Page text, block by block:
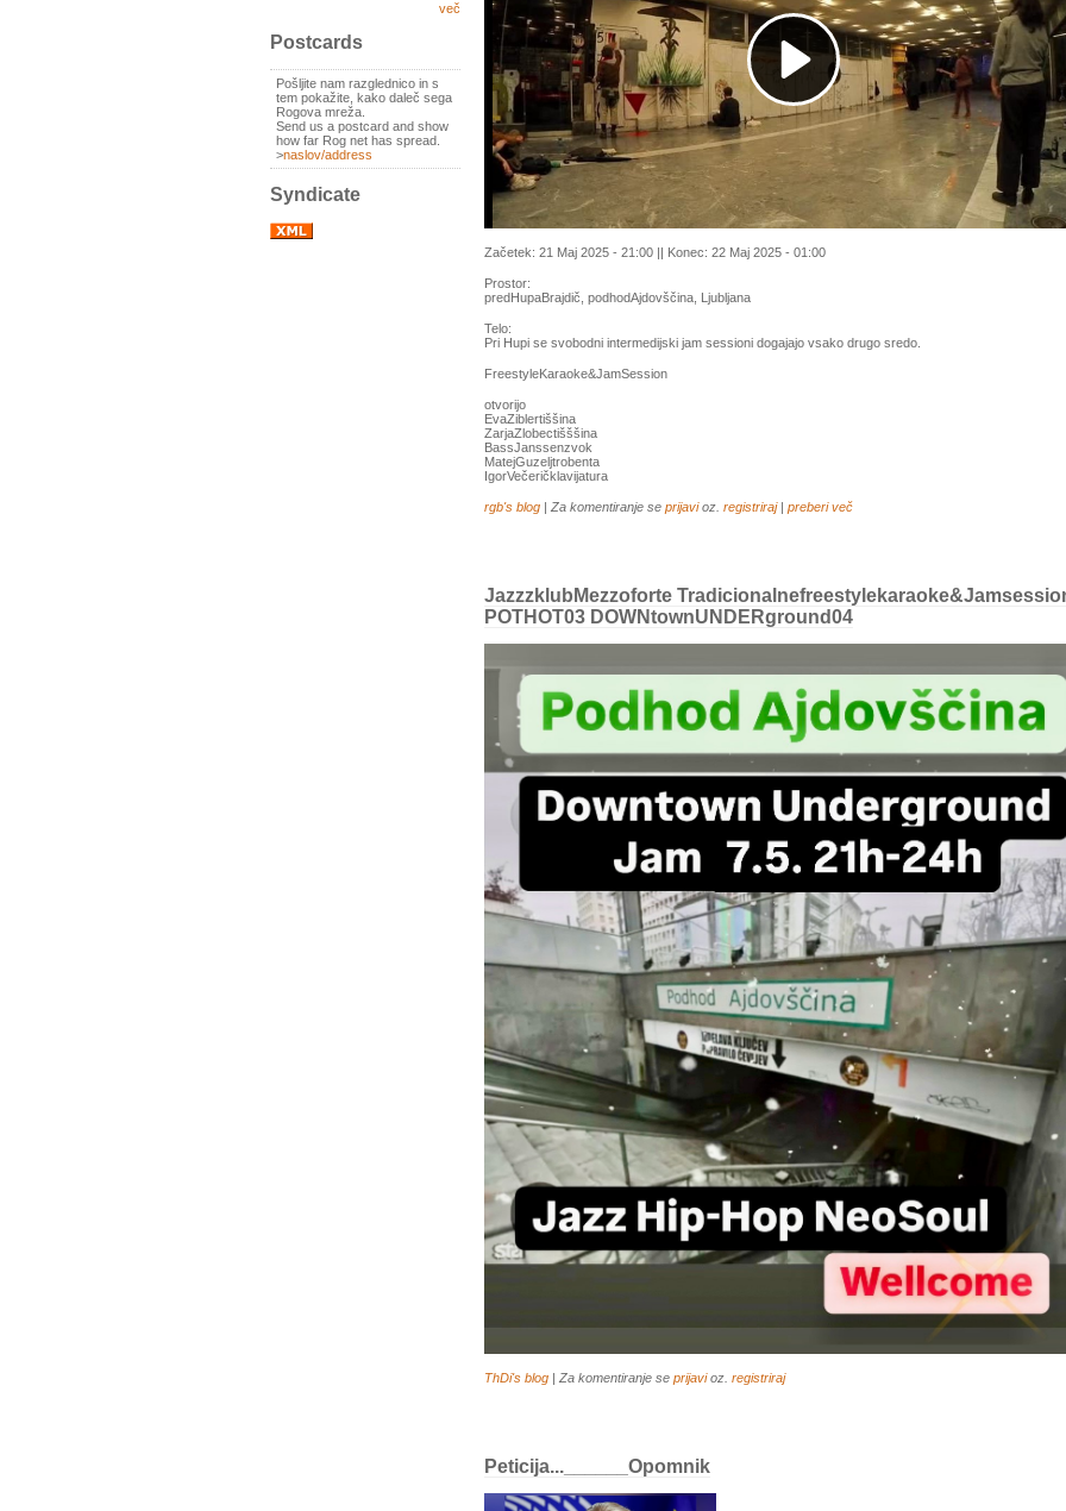
več
Postcards
Pošljite nam razglednico in s
tem pokažite, kako daleč sega
Rogova mreža.
Send us a postcard and show
how far Rog net has spread.
>naslov/address
Syndicate
Začetek: 21 Maj 2025 - 21:00 || Konec: 22 Maj 2025 - 01:00
Prostor:
predHupaBrajdič, podhodAjdovščina, Ljubljana
Telo:
Pri Hupi se svobodni intermedijski jam sessioni dogajajo vsako drugo sredo.
FreestyleKaraoke&JamSession
otvorijo
EvaZiblertiššina
ZarjaZlobectišššina
BassJanssenzvok
MatejGuzeljtrobenta
IgorVečeričklavijatura
rgb's blog | Za komentiranje se prijavioz. registriraj| preberi več
JazzzklubMezzoforte
POTHOT03 DOWNtownUNDERground04
ThDi's blog | Za komentiranje se prijavioz. registriraj
Peticija...______Opomnik